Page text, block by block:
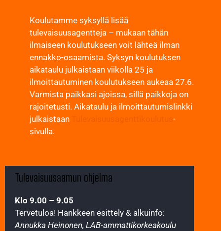
Koulutamme syksyllä lisää
tulevaisuusagentteja – mukaan tähän
ilmaiseen koulutukseen voit lähteä ilman
ennakko-osaamista. Syksyn koulutuksen
aikataulu julkaistaan viikolla 25 ja
ilmoittautuminen koulutukseen aukeaa 27.6.
Varmista paikkasi ajoissa, sillä paikkoja on
rajoitetusti. Aikataulu ja ilmoittautumislinkki
julkaistaan
-
sivulla.
Tulevaisuusaamun ohjelma
Klo 9.00 – 9.05
Tervetuloa! Hankkeen esittely & alkuinfo:
Annukka Heinonen, LAB-ammattikorkeakoulu